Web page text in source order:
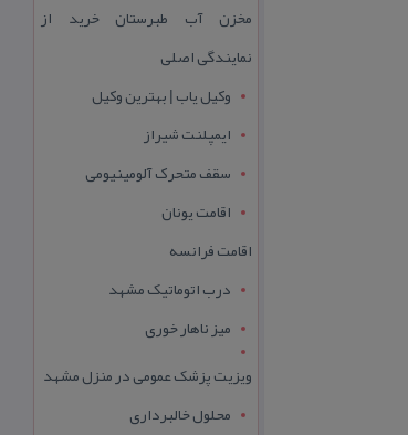
مخزن آب طبرستان خرید از
نمایندگی اصلی
وکیل یاب | بهترین وکیل
ایمپلنت شیراز
سقف متحرک آلومینیومی
اقامت یونان
اقامت فرانسه
درب اتوماتیک مشهد
میز ناهار خوری
ویزیت پزشک عمومی در منزل مشهد
محلول خالبرداری